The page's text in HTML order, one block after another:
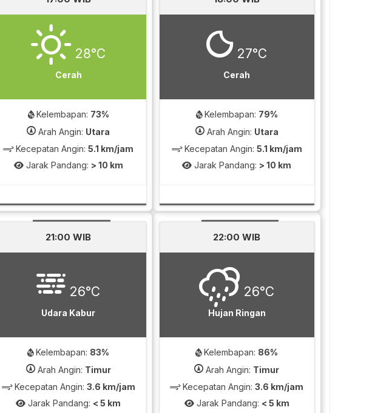
28°C
Cerah
Kelembapan: 73%
Arah Angin: Utara
Kecepatan Angin:5.1 km/jam
Jarak Pandang: > 10 km
27°C
Cerah
Kelembapan: 79%
Arah Angin: Utara
Kecepatan Angin: 5.1 km/jam
Jarak Pandang: > 10 km
21:00 WIB
26°C
Udara Kabur
Kelembapan: 83%
Arah Angin: Timur
Kecepatan Angin: 3.6 km/jam
Jarak Pandang: < 5 km
22:00 WIB
26°C
Hujan Ringan
Kelembapan: 86%
Arah Angin: Timur
Kecepatan Angin:3.6 km/jam
Jarak Pandang: < 5 km